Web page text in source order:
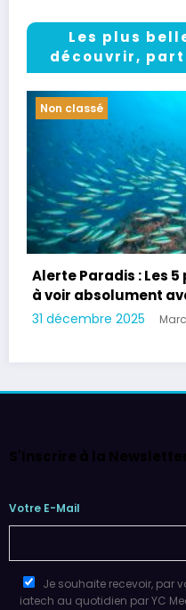
Les plus
découvrir,
Non classé
Alerte Paradis : Les
à voir absolument
31 décembre 2025
S'Inscrire à la
Votre E-Mail
Je souhaite recevoir, par
iatech au quotidien par YC